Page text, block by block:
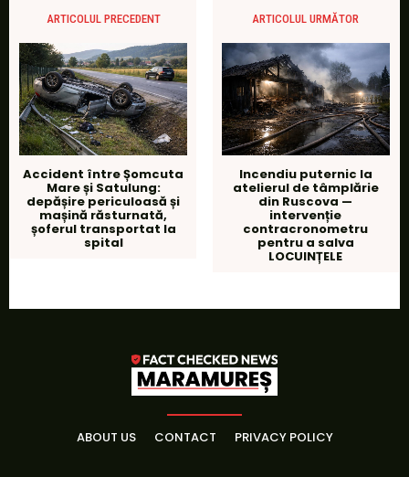
ARTICOLUL PRECEDENT
Accident între Șomcuta
Mare și Satulung:
depășire periculoasă și
mașină răsturnată,
șoferul transportat la
spital
ARTICOLUL URMĂTOR
Incendiu puternic la
atelierul de tâmplărie
din Ruscova —
intervenție
contracronometru
pentru a salva
LOCUINȚELE
ABOUT US CONTACT PRIVACY POLICY